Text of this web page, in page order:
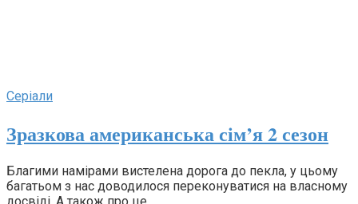
Серіали
Зразкова американська сім’я 2 сезон
Благими намірами вистелена дорога до пекла, у цьому
багатьом з нас доводилося переконуватися на власному